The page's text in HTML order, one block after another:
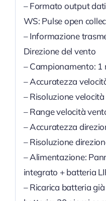
– Formato output
WS: Pulse open
– Informazione
Direzione del vento
– Campionamento: 1
– Accuratezza
– Risoluzione
– Range velocità
– Accuratezza
– Risoluzione
– Alimentazione:
integrato + batteria
– Ricarica batteria